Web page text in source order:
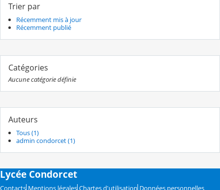
Trier par
Récemment mis à jour
Récemment publié
Catégories
Aucune catégorie définie
Auteurs
Tous (1)
admin condorcet (1)
Lycée Condorcet
Contacts Mentions légales Chartes d'utilisation Données personnelles